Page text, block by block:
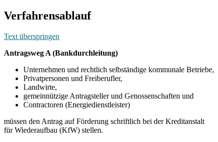
Verfahrensablauf
Text überspringen
Antragsweg A (Bankdurchleitung)
Unternehmen und rechtlich selbständige kommunale Betriebe,
Privatpersonen und Freiberufler,
Landwirte,
gemeinnützige Antragsteller und Genossenschaften und
Contractoren (Energiedienstleister)
müssen den Antrag auf Förderung schriftlich bei der Kreditanstalt
für Wiederaufbau (KfW) stellen.